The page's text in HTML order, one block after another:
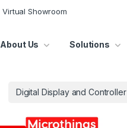
Virtual Showroom
About Us Solutions
Digital Display and Controller